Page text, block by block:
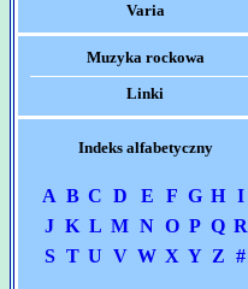
Varia
Muzyka rockowa
Linki
Indeks alfabetyczny
A B C D E F G H I
J K L M N O P Q R
S T U V W X Y Z #